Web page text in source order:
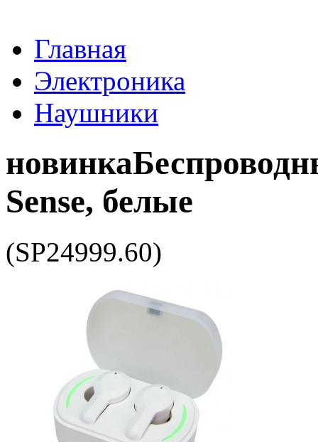
Главная
Электроника
Наушники
новинка
Sense, белые
(SP24999.60)